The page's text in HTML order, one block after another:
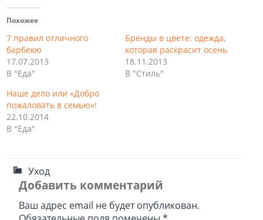
Похожее
7 правил отличного
барбекю
17.07.2013
В "Еда"
Бренды в цвете: одежда,
которая раскрасит осень
18.11.2013
В "Стиль"
Наше дело или «Добро
пожаловать в семью»!
22.10.2014
В "Еда"
Уход
Добавить комментарий
Ваш адрес email не будет опубликован.